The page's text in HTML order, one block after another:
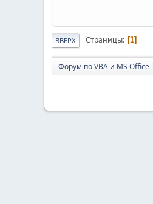
ВВЕРХ Страницы 1
Форум по VBA и MS Office